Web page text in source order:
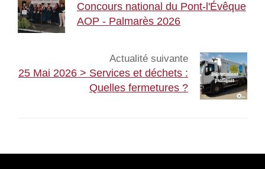
Concours national du Pont-l'Évêque
AOP - Palmarès 2026
Actualité suivante
25 Mai 2026 > Services et déchets :
Quelles fermetures ?